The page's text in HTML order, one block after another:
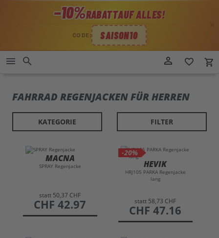
−10%RABATTAUF ALLES!
CODE: SAISON10
Direkt
person_outline favorite_border local_grocery_store
menu search
FAHRRAD REGENJACKEN FÜR HERREN
KATEGORIE FILTER
MACNA
SPRAY Regenjacke
statt 50,37 CHF
preis
CHF 42.97
-20%
HEVIK
HRJ105 PARKA Regenjacke
lang
statt 58,73 CHF
preis
CHF 47.16